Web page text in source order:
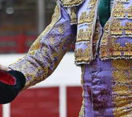
19/06/2026 Tertulias